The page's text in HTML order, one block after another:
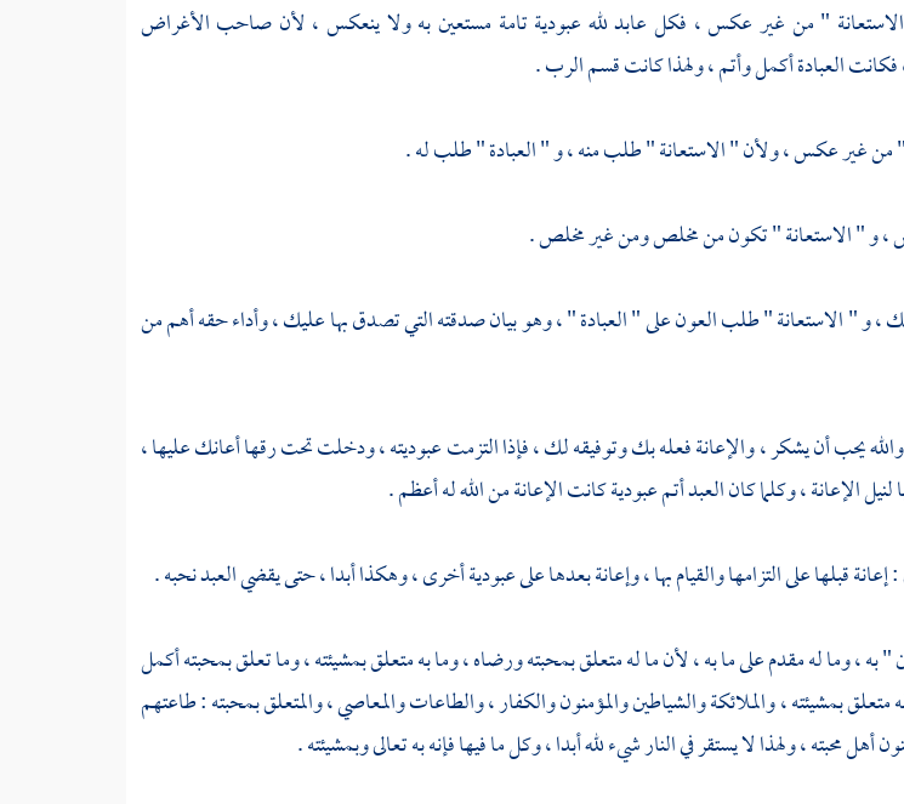
" من غير عكس ، فكل عابد لله عبودية تامة مستعين به ولا ينعكس ، لأن صاحب الأغراض
العبادة أكمل وأتم ، ولهذا كانت قسم الرب .
من غير عكس ، ولأن " الاستعانة " طلب منه ، و " العبادة " طلب له .
، و " الاستعانة " تكون من مخلص ومن غير مخلص .
، و " الاستعانة " طلب العون على " العبادة " ، وهو بيان صدقته التي تصدق بها عليك ، وأداء حقه أهم من
يحب أن يشكر ، والإعانة فعله بك وتوفيقه لك ، فإذا التزمت عبوديته ، ودخلت تحت رقها أعانك عليها ،
الإعانة ، وكلما كان العبد أتم عبودية كانت الإعانة من الله له أعظم .
: إعانة قبلها على التزامها والقيام بها ، وإعانة بعدها على عبودية أخرى ، وهكذا أبدا ، حتى يقضي العبد نحبه .
به ، وما له مقدم على ما به ، لأن ما له متعلق بمحبته ورضاه ، وما به متعلق بمشيئته ، وما تعلق بمحبته أكمل
بمشيئته ، والملائكة والشياطين والمؤمنون والكفار ، والطاعات والمعاصي ، والمتعلق بمحبته : طاعتهم
أهل محبته ، ولهذا لا يستقر في النار شيء لله أبدا ، وكل ما فيها فإنه به تعالى وبمشيئته .